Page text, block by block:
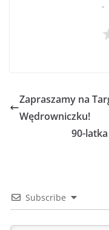
Zapraszamy na
Wędrowniczku!
90-
Subscribe